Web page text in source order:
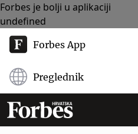
Forbes je bolji u aplikaciji
undefined
Forbes App
Preglednik